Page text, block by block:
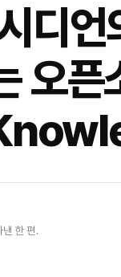
디
오픈
낸 한 편.